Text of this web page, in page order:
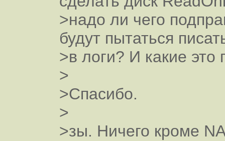
>надо ли чего
будут пытаться
>в логи? И какие
>
>Спасибо.
>
>зы. Ничего кроме